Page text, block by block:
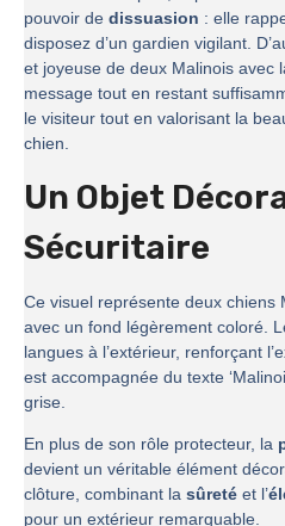
pouvoir de dissuasion : elle
disposez d’un gardien vigilant.
et joyeuse de deux Malinois avec
message tout en restant
le visiteur tout en valorisant la
chien.
Un Objet
Sécuritaire
Ce visuel représente deux chiens
avec un fond légèrement coloré.
langues à l’extérieur, renforçant
est accompagnée du texte
grise.
En plus de son rôle protecteur, la
devient un véritable élément
clôture, combinant la sûreté et l’
pour un extérieur remarquable.